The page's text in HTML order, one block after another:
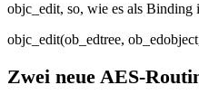
objc_edit, so, wie es als Binding
objc_edit(ob_edtree,
Zwei neue AES-